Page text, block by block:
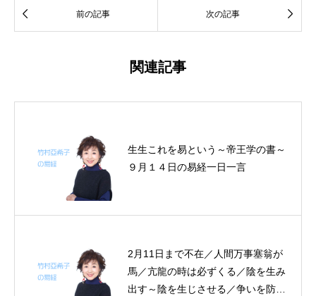
 前の記事 次の記事 
関連記事
生生これを易という～帝王学の書～
９月１４日の易経一日一言
2月11日まで不在／人間万事塞翁が
馬／亢龍の時は必ずくる／陰を生み
出す～陰を生じさせる／争いを防ぐ